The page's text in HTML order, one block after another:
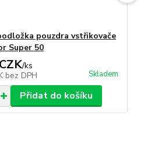
pouzdra vstřikovače
Super 50
/ks
bez DPH Skladem
Přidat do košíku